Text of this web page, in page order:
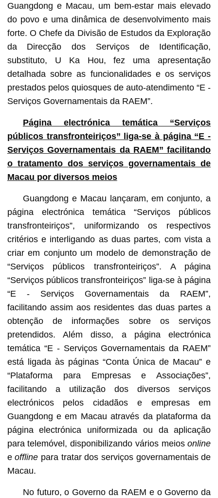
Guangdong e Macau, um bem-estar mais elevado
do povo e uma dinâmica de desenvolvimento mais
forte. O Chefe da Divisão de Estudos da Exploração
da Direcção dos Serviços de Identificação,
substituto, U Ka Hou, fez uma apresentação
detalhada sobre as funcionalidades e os serviços
prestados pelos quiosques de auto-atendimento “E -
Serviços Governamentais da RAEM”.
Página electrónica temática “Serviços
públicos transfronteiriços” liga-se à página “E -
Serviços Governamentais da RAEM” facilitando
o tratamento dos serviços governamentais de
Macau por diversos meios
Guangdong e Macau lançaram, em conjunto, a
página electrónica temática “Serviços públicos
transfronteiriços”, uniformizando os respectivos
critérios e interligando as duas partes, com vista a
criar em conjunto um modelo de demonstração de
“Serviços públicos transfronteiriços”. A página
“Serviços públicos transfronteiriços” liga-se à página
“E - Serviços Governamentais da RAEM”,
facilitando assim aos residentes das duas partes a
obtenção de informações sobre os serviços
pretendidos. Além disso, a página electrónica
temática “E - Serviços Governamentais da RAEM”
está ligada às páginas “Conta Única de Macau” e
“Plataforma para Empresas e Associações”,
facilitando a utilização dos diversos serviços
electrónicos pelos cidadãos e empresas em
Guangdong e em Macau através da plataforma da
página electrónica uniformizada ou da aplicação
para telemóvel, disponibilizando vários meiosonline
eoffline para tratar dos serviços governamentais de
Macau.
No futuro, o Governo da RAEM e o Governo da